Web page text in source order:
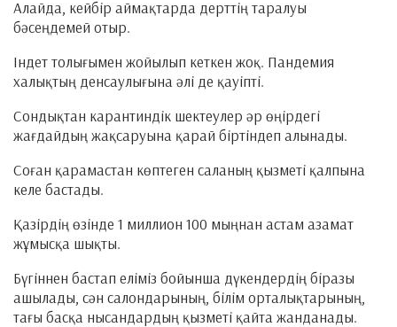
Алайда, кейбір аймақтарда дерттің таралуы
бәсеңдемей отыр.
Індет толығымен жойылып кеткен жоқ. Пандемия
халықтың денсаулығына әлі де қауіпті.
Сондықтан карантиндік шектеулер әр өңірдегі
жағдайдың жақсаруына қарай біртіндеп алынады.
Соған қарамастан көптеген саланың қызметі қалпына
келе бастады.
Қазірдің өзінде 1 миллион 100 мыңнан астам азамат
жұмысқа шықты.
Бүгіннен бастап еліміз бойынша дүкендердің біразы
ашылады, сән салондарының, білім орталықтарының,
тағы басқа нысандардың қызметі қайта жанданады.